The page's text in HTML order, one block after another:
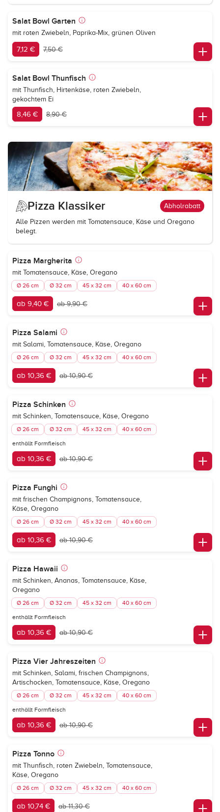
Salat Bowl Garten
mit roten Zwiebeln, Paprika-Mix, grünen Oliven
7,12 € 7,50 €
Salat Bowl Thunfisch
mit Thunfisch, Hirtenkäse, roten Zwiebeln,
gekochtem Ei
8,46 € 8,90 €
Pizza Klassiker Abholrabatt
Alle Pizzen werden mit Tomatensauce, Käse und Oregano
belegt.
Pizza Margherita
mit Tomatensauce, Käse, Oregano
Ø 26 cm Ø 32 cm 45 x 32 cm 40 x 60 cm
ab 9,40 € ab 9,90 €
Pizza Salami
mit Salami, Tomatensauce, Käse, Oregano
Ø 26 cm Ø 32 cm 45 x 32 cm 40 x 60 cm
ab 10,36 € ab 10,90 €
Pizza Schinken
mit Schinken, Tomatensauce, Käse, Oregano
Ø 26 cm Ø 32 cm 45 x 32 cm 40 x 60 cm
enthällt Formfleisch
ab 10,36 € ab 10,90 €
Pizza Funghi
mit frischen Champignons, Tomatensauce,
Käse, Oregano
Ø 26 cm Ø 32 cm 45 x 32 cm 40 x 60 cm
ab 10,36 € ab 10,90 €
Pizza Hawaii
mit Schinken, Ananas, Tomatensauce, Käse,
Oregano
Ø 26 cm Ø 32 cm 45 x 32 cm 40 x 60 cm
enthällt Formfleisch
ab 10,36 € ab 10,90 €
Pizza Vier Jahreszeiten
mit Schinken, Salami, frischen Champignons,
Artischocken, Tomatensauce, Käse, Oregano
Ø 26 cm Ø 32 cm 45 x 32 cm 40 x 60 cm
enthällt Formfleisch
ab 10,36 € ab 10,90 €
Pizza Tonno
mit Thunfisch, roten Zwiebeln, Tomatensauce,
Käse, Oregano
Ø 26 cm Ø 32 cm 45 x 32 cm 40 x 60 cm
ab 10,74 € ab 11,30 €